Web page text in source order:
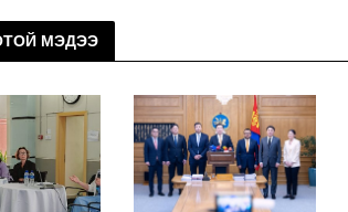
МЭДЭЭ